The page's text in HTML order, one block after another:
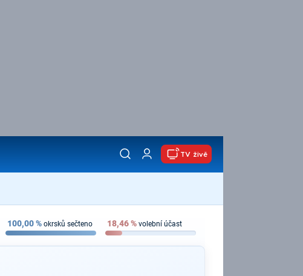
TV živě
100,00% okrsků sečteno 18,46% volební účast